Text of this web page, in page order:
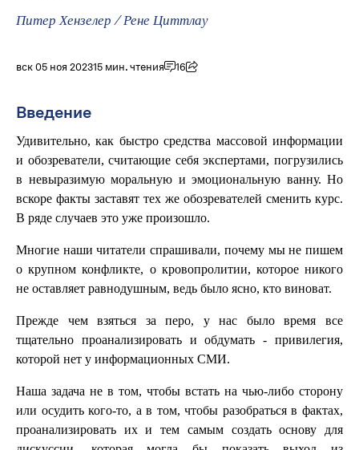
Питер Хензелер/Рене Циттлау
вск 05 ноя 202315 мин. чтения 16
Введение
Удивительно, как быстро средства массовой информации
и обозреватели, считающие себя экспертами, погрузились
в невыразимую моральную и эмоциональную ванну. Но
вскоре факты заставят тех же обозревателей сменить курс.
В ряде случаев это уже произошло.
Многие наши читатели спрашивали, почему мы не пишем
о крупном конфликте, о кровопролитии, которое никого
не оставляет равнодушным, ведь было ясно, кто виноват.
Прежде чем взяться за перо, у нас было время все
тщательно проанализировать и обдумать - привилегия,
которой нет у информационных СМИ.
Наша задача не в том, чтобы встать на чью-либо сторону
или осудить кого-то, а в том, чтобы разобраться в фактах,
проанализировать их и тем самым создать основу для